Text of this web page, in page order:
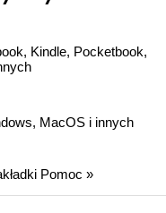
Kindle, Pocketbook,
MacOS i innych
Pomoc »